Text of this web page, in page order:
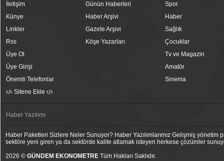
İletişim
Künye
Linkler
Rss
Üye Ol
Üye Girişi
Önemli Telefonlar
Sitene Ekle
Günün Haberleri
Haber Arşivi
Gazete Arşivi
Köşe Yazarları
Spor
Haber
Sağlık
Çocuklar
Tv ve Magazin
Amatör
Sinema
Haber Yazılımı
Haber Paketleri Sizlere Neler Sunuyor? Haber Yazılımlarımız Gelişmiş
sektöre yeni giren ya da sektörde kalite atlamak isteyen herkese çözümler
2026 © GÜNDEM EKONOMETRE Tüm Hakları Saklıdır.